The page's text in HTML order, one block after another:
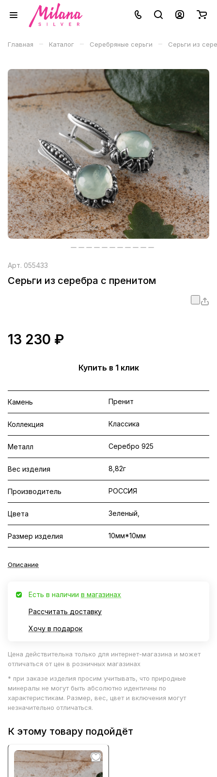
Главная – Каталог – Серебряные серьги – Серьги из
Арт. 055433
Серьги из серебра с пренитом
13 230 ₽
Купить в 1 клик
Камень Пренит
Коллекция Классика
Металл Серебро 925
Вес изделия 8,82г
Производитель РОССИЯ
Цвета Зеленый,
Размер изделия 10мм*10мм
Описание
Есть в наличии в магазинах
Рассчитать доставку
Хочу в подарок
Цена действительна только для интернет-магазина и может
отличаться от цен в розничных магазинах
* при заказе изделия просим учитывать, что природные
минералы не могут быть абсолютно идентичны по
характеристикам. Размер, вес, цвет и включения могут
незначительно отличаться.
К этому товару подойдёт